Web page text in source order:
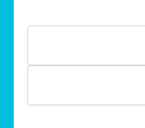
قیمت
قيمت